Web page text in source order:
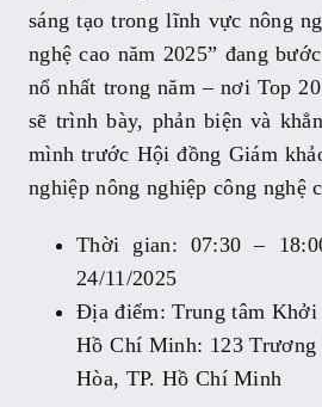
sáng tạo trong lĩnh vực nông
nghệ cao năm 2025” đang
nổ nhất trong năm – nơi Top
sẽ trình bày, phản biện và
mình trước Hội đồng Giám
nghiệp nông nghiệp công nghệ
Thời gian: 07:30 –
24/11/2025
Địa điểm: Trung tâm Khởi
Hồ Chí Minh: 123
Hòa, TP. Hồ Chí Minh